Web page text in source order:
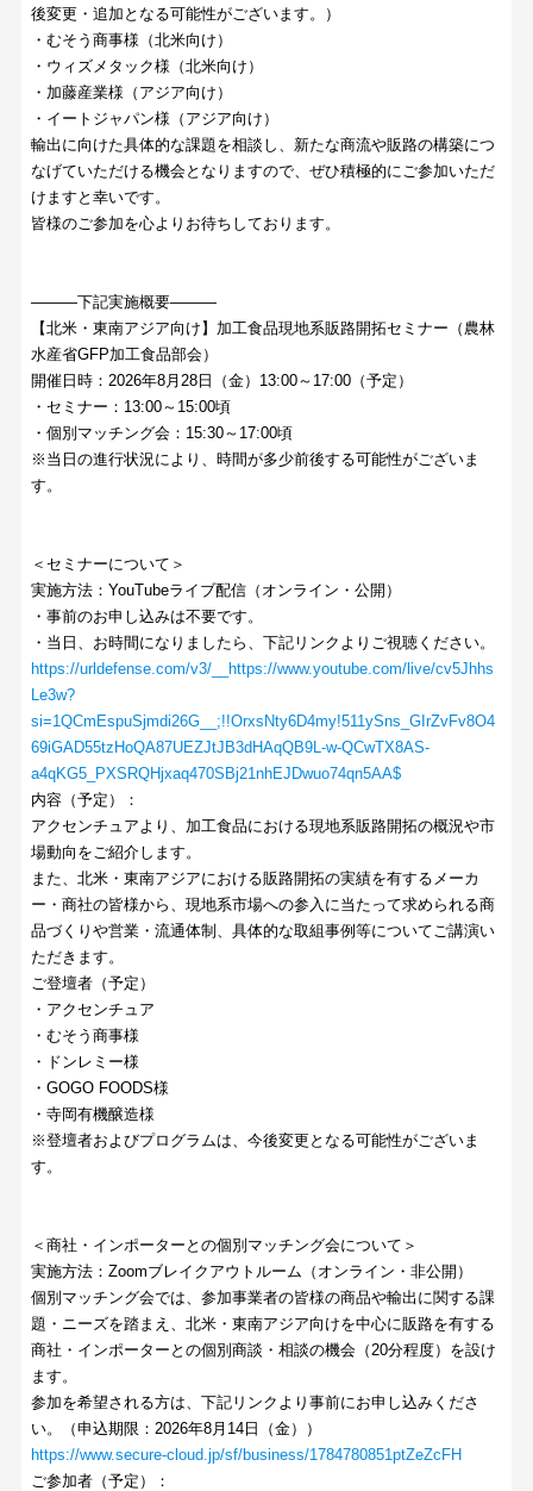
後変更・追加となる可能性がございます。）
・むそう商事様（北米向け）
・ウィズメタック様（北米向け）
・加藤産業様（アジア向け）
・イートジャパン様（アジア向け）
輸出に向けた具体的な課題を相談し、新たな商流や販路の構築につ
なげていただける機会となりますので、ぜひ積極的にご参加いただ
けますと幸いです。
皆様のご参加を心よりお待ちしております。
―――下記実施概要―――
【北米・東南アジア向け】加工食品現地系販路開拓セミナー（農林
水産省GFP加工食品部会）
開催日時：2026年8月28日（金）13:00～17:00（予定）
・セミナー：13:00～15:00頃
・個別マッチング会：15:30～17:00頃
※当日の進行状況により、時間が多少前後する可能性がございま
す。
＜セミナーについて＞
実施方法：YouTubeライブ配信（オンライン・公開）
・事前のお申し込みは不要です。
・当日、お時間になりましたら、下記リンクよりご視聴ください。
https://urldefense.com/v3/__https://www.youtube.com/live/cv5Jhhs
Le3w?
si=1QCmEspuSjmdi26G__;!!OrxsNty6D4my!511ySns_GIrZvFv8O4
69iGAD55tzHoQA87UEZJtJB3dHAqQB9L-w-QCwTX8AS-
a4qKG5_PXSRQHjxaq470SBj21nhEJDwuo74qn5AA$
内容（予定）：
アクセンチュアより、加工食品における現地系販路開拓の概況や市
場動向をご紹介します。
また、北米・東南アジアにおける販路開拓の実績を有するメーカ
ー・商社の皆様から、現地系市場への参入に当たって求められる商
品づくりや営業・流通体制、具体的な取組事例等についてご講演い
ただきます。
ご登壇者（予定）
・アクセンチュア
・むそう商事様
・ドンレミー様
・GOGO FOODS様
・寺岡有機醸造様
※登壇者およびプログラムは、今後変更となる可能性がございま
す。
＜商社・インポーターとの個別マッチング会について＞
実施方法：Zoomブレイクアウトルーム（オンライン・非公開）
個別マッチング会では、参加事業者の皆様の商品や輸出に関する課
題・ニーズを踏まえ、北米・東南アジア向けを中心に販路を有する
商社・インポーターとの個別商談・相談の機会（20分程度）を設け
ます。
参加を希望される方は、下記リンクより事前にお申し込みくださ
い。（申込期限：2026年8月14日（金））
https://www.secure-cloud.jp/sf/business/1784780851ptZeZcFH
ご参加者（予定）：